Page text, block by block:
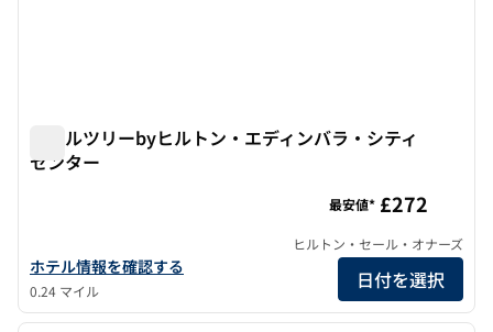
ダブルツリーbyヒルトン・エディンバラ・シティ
センター
ダブルツリーbyヒルトン・エディンバラ・シティセンターの詳細
ホテル情報を確認する
0.24 マイル
最安値* £272
ヒルトン・セール・オナーズ
日付を選択
1/12